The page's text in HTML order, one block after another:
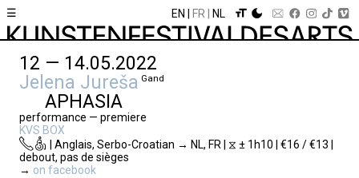
☰ EN FR NL
12 — 14.05.2022
Jelena Jureša Gand
APHASIA
performance — premiere
KVS BOX
| Anglais, Serbo-Croatian → NL, FR | ⧖ ± 1h10 | €16 / €13 |
debout, pas de sièges
→ on facebook